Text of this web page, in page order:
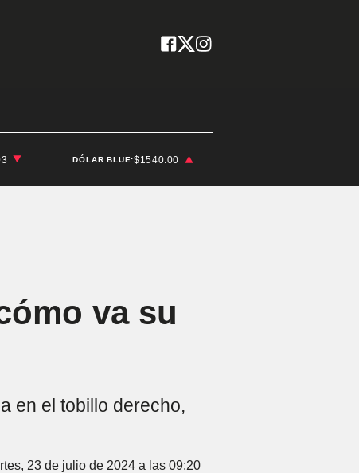
DÓLAR BLUE:$1540.00
va su
en el tobillo derecho,
23 de julio de 2024 a las 09:20